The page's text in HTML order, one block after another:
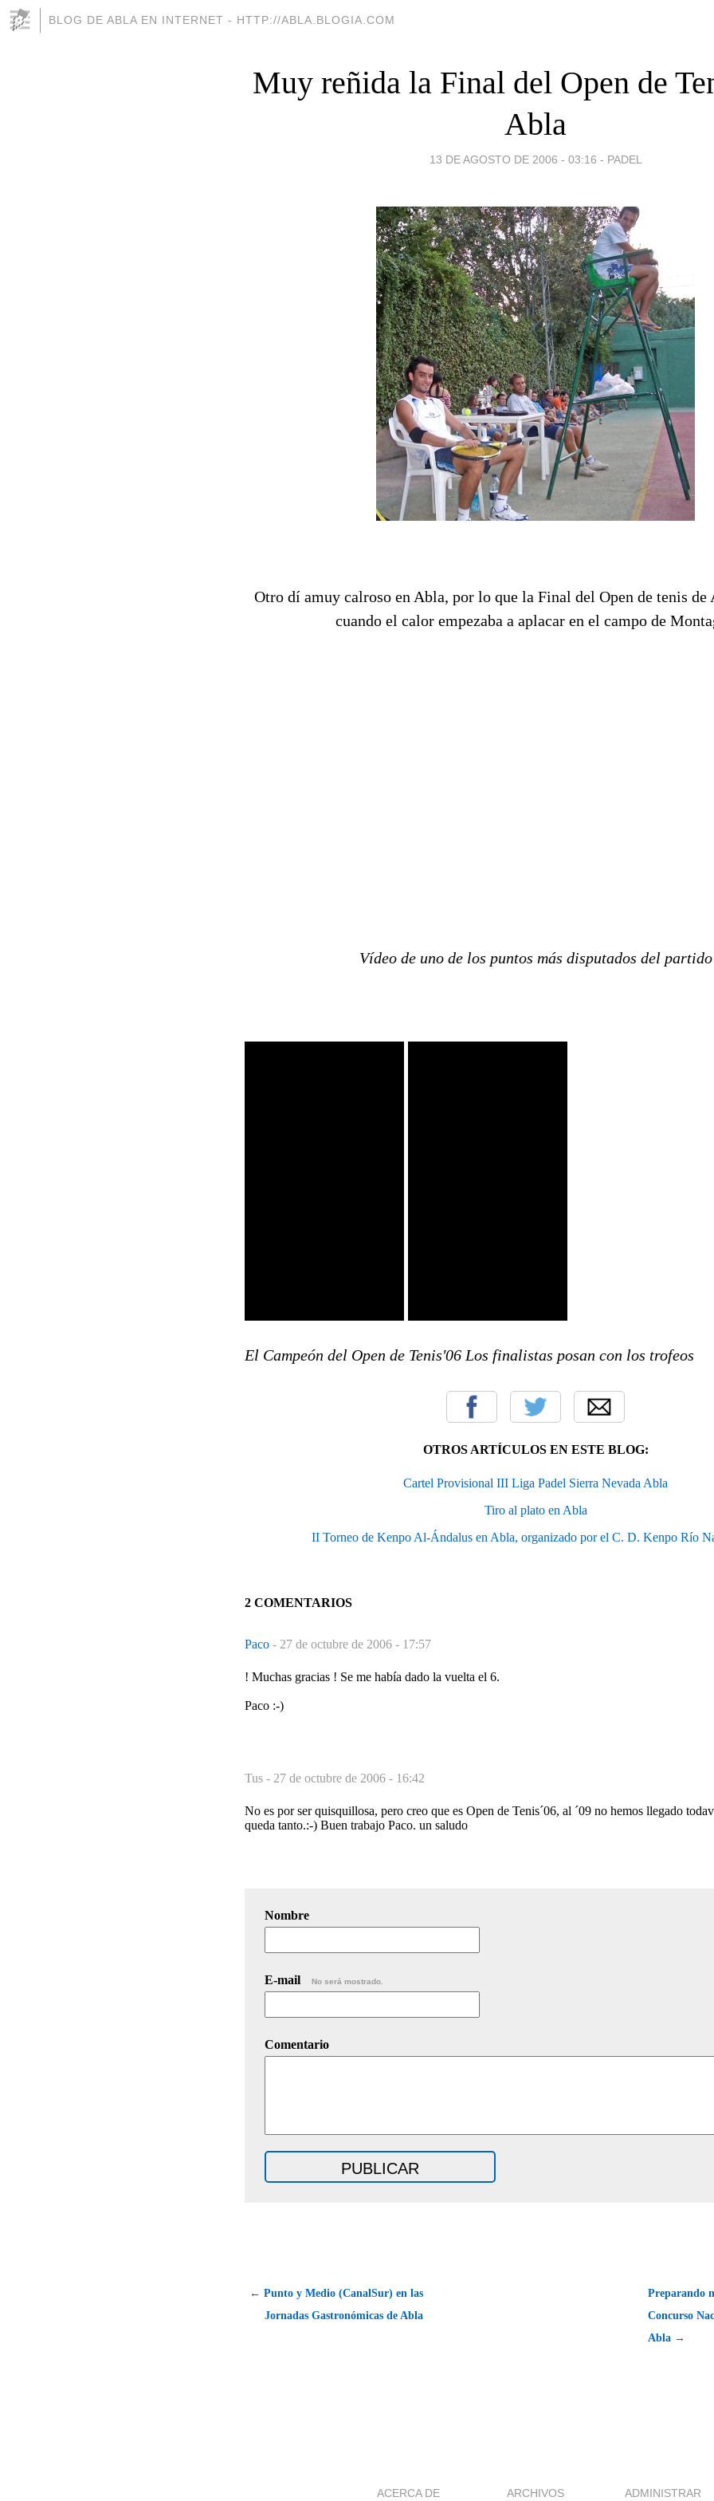
BLOG DE ABLA EN INTERNET - HTTP://ABLA.BLOGIA.COM
Muy reñida la Final del Open de
Abla
13 DE AGOSTO DE 2006 - 03:16 - PADEL
Otro dí amuy calroso en Abla, por lo que la Final del Open de tenis de
cuando el calor empezaba a aplacar en el campo de
Vídeo de uno de los puntos más disputados del partido
El Campeón del Open de Tenis'06 Los finalistas posan con los trofeos
OTROS ARTÍCULOS EN ESTE BLOG:
Cartel Provisional III Liga Padel Sierra Nevada Abla
Tiro al plato en Abla
II Torneo de Kenpo Al-Ándalus en Abla, organizado por el C. D. Kenpo Río
2 COMENTARIOS
Paco - 27 de octubre de 2006 - 17:57
! Muchas gracias ! Se me había dado la vuelta el 6.
Paco :-)
Tus - 27 de octubre de 2006 - 16:42
No es por ser quisquillosa, pero creo que es Open de Tenis´06, al ´09 no hemos llegado
queda tanto.:-) Buen trabajo Paco. un saludo
Nombre
E-mail No será mostrado.
Comentario
← Punto y Medio (CanalSur) en las
Jornadas Gastronómicas de Abla
Preparando
Concurso
Abla →
ACERCA DE ARCHIVOS ADMINISTRAR